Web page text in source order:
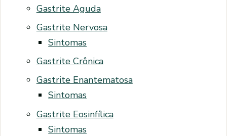
Gastrite Aguda
Gastrite Nervosa
Sintomas
Gastrite Crônica
Gastrite Enantematosa
Sintomas
Gastrite Eosinfílica
Sintomas